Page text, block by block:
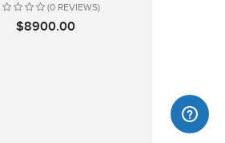
(0 REVIEWS)
$8900.00